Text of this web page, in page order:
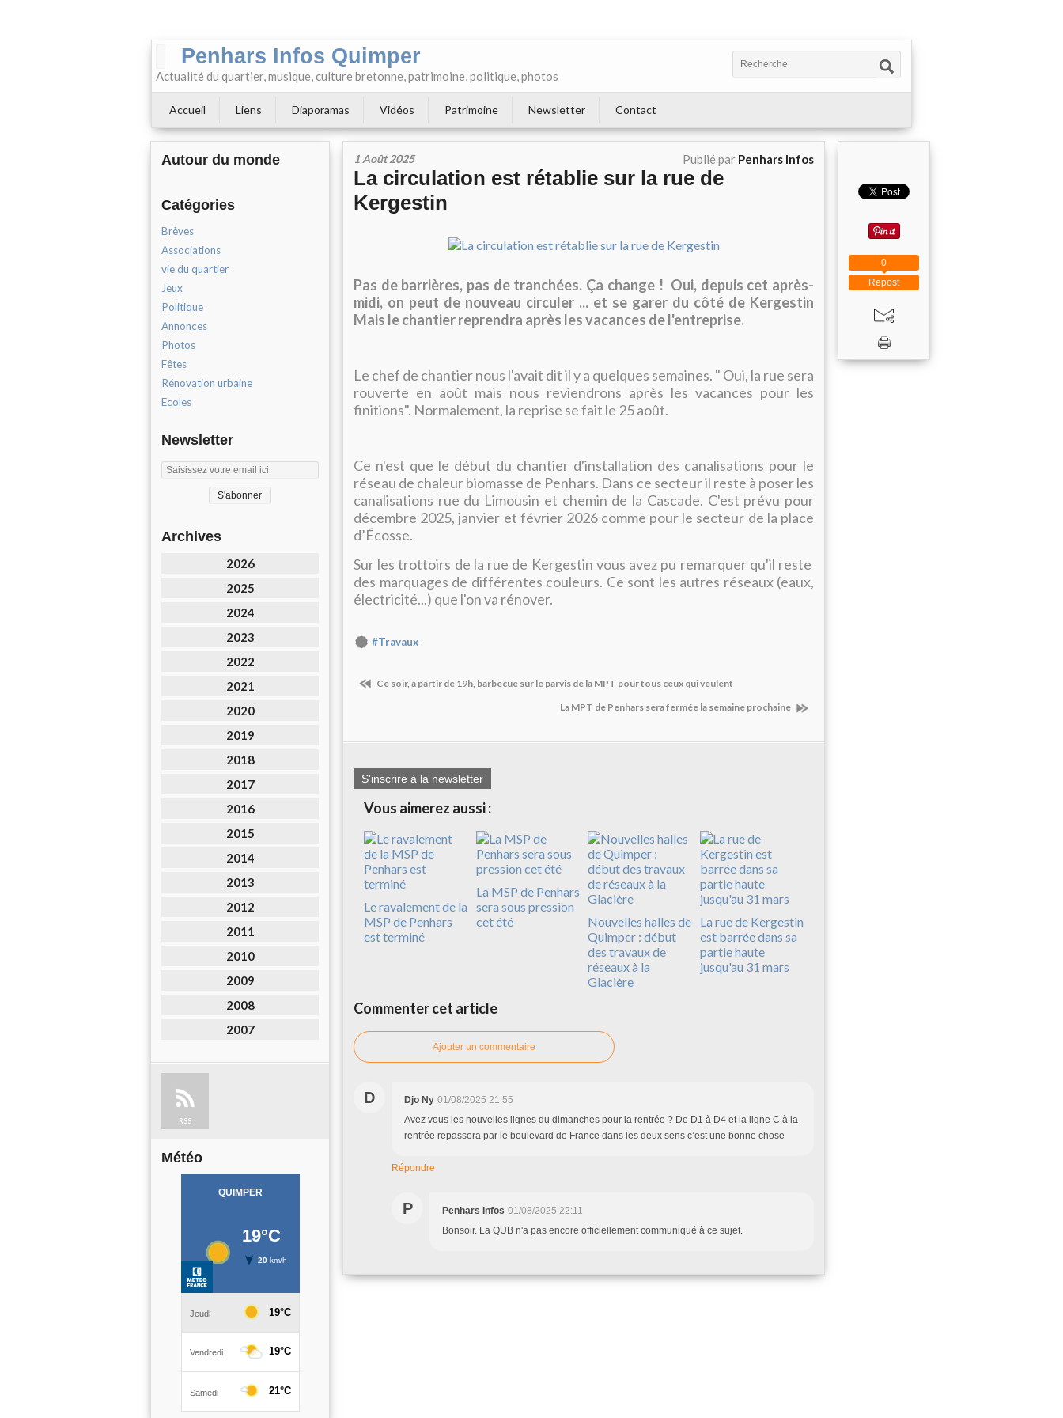
Penhars Infos Quimper
Actualité du quartier, musique, culture bretonne, patrimoine, politique, photos
Accueil Liens Diaporamas Vidéos Patrimoine Newsletter Contact
Autour du monde
Catégories
Brèves
Associations
vie du quartier
Jeux
Politique
Annonces
Photos
Fêtes
Rénovation urbaine
Ecoles
Newsletter
Archives
2026
2025
2024
2023
2022
2021
2020
2019
2018
2017
2016
2015
2014
2013
2012
2011
2010
2009
2008
2007
RSS
Météo
1 Août 2025 Publié par Penhars Infos
La circulation est rétablie sur la rue de
Kergestin
Pas de barrières, pas de tranchées. Ça change ! Oui, depuis cet après-
midi, on peut de nouveau circuler ... et se garer du côté de Kergestin
Mais le chantier reprendra après les vacances de l'entreprise.
Le chef de chantier nous l'avait dit il y a quelques semaines. " Oui, la rue sera
rouverte en août mais nous reviendrons après les vacances pour les
finitions". Normalement, la reprise se fait le 25 août.
Ce n'est que le début du chantier d'installation des canalisations pour le
réseau de chaleur biomasse de Penhars. Dans ce secteur il reste à poser les
canalisations rue du Limousin et chemin de la Cascade. C'est prévu pour
décembre 2025, janvier et février 2026 comme pour le secteur de la place
d’Écosse.
Sur les trottoirs de la rue de Kergestin vous avez pu remarquer qu'il reste
des marquages de différentes couleurs. Ce sont les autres réseaux (eaux,
électricité...) que l'on va rénover.
#Travaux
Ce soir, à partir de 19h, barbecue sur le parvis de la MPT pour tous ceux qui veulent
La MPT de Penhars sera fermée la semaine prochaine
S'inscrire à la newsletter
Vous aimerez aussi :
Le ravalement de la
MSP de Penhars
est terminé
La MSP de Penhars
sera sous pression
cet été
Nouvelles halles de
Quimper : début
des travaux de
réseaux à la
Glacière
La rue de Kergestin
est barrée dans sa
partie haute
jusqu'au 31 mars
Commenter cet article
Ajouter un commentaire
D Djo Ny 01/08/2025 21:55
Avez vous les nouvelles lignes du dimanches pour la rentrée ? De D1 à D4 et la ligne C à la
rentrée repassera par le boulevard de France dans les deux sens c’est une bonne chose
Répondre
P Penhars Infos 01/08/2025 22:11
Bonsoir. La QUB n'a pas encore officiellement communiqué à ce sujet.
Repost
0